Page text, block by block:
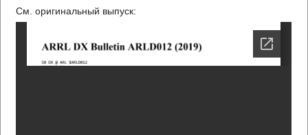
См. оригинальный выпуск: